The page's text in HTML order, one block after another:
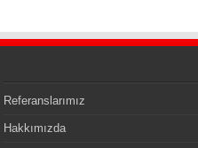
Referanslarımız
Hakkımızda